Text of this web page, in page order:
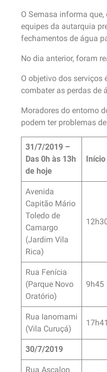
O Semasa informa
equipes da autarquia
fechamentos de água
No dia anterior, foram
O objetivo dos serviços
combater as perdas de
Moradores do entorno
podem ter problemas
31/7/2019 –
Das 0h às 13h
de hoje
Início
Avenida
Capitão Mário
Toledo de
Camargo
(Jardim Vila
Rica)
Rua Fenícia
(Parque Novo
Oratório)
9h45
Rua Ianomami
(Vila Curuçá)
30/7/2019
Rua Ascalon